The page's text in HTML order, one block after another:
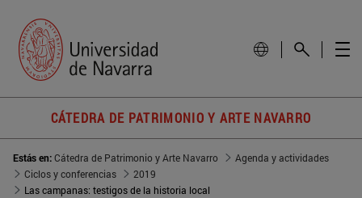
CÁTEDRA DE PATRIMONIO Y ARTE NAVARRO
Estás en:Cátedra de Patrimonio y Arte Navarro
Agenda y actividades
Ciclos y conferencias
2019
Las campanas: testigos de la historia local